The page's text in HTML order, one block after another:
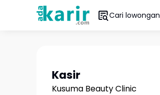
Cari lowongan
Kasir
Kusuma Beauty Clinic